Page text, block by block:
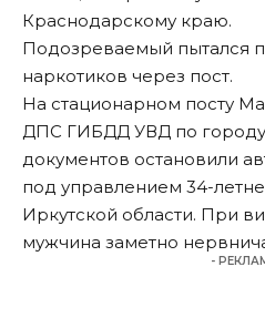
Краснодарскому краю.
Подозреваемый пытался
наркотиков через пост.
На стационарном посту
ДПС ГИБДД УВД по
документов остановили
под управлением 34-
Иркутской области. При
мужчина заметно
-